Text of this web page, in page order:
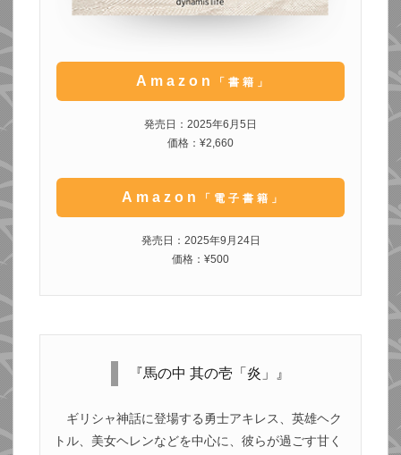
Amazon 「書籍」
発売日：2025年6月5日
価格：¥2,660
Amazon 「電子書籍」
発売日：2025年9月24日
価格：¥500
『馬の中 其の壱「炎」』
ギリシャ神話に登場する勇士アキレス、英雄ヘク
トル、美女ヘレンなどを中心に、彼らが過ごす甘く